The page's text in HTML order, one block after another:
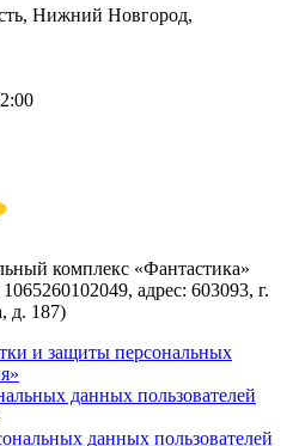
Нижний Новгород,
комплекс «Фантастика»
адрес: 603093, г.
д. 187)
и защиты персональных
данных пользователей
данных пользователей